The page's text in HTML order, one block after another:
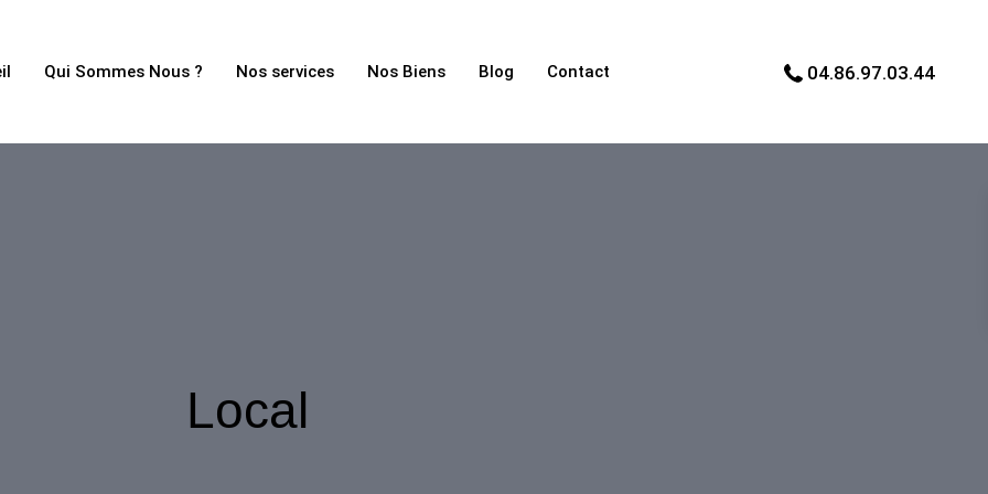
Qui Sommes Nous ? Nos services Nos Biens Blog Contact 04.86.97.03.44
Local